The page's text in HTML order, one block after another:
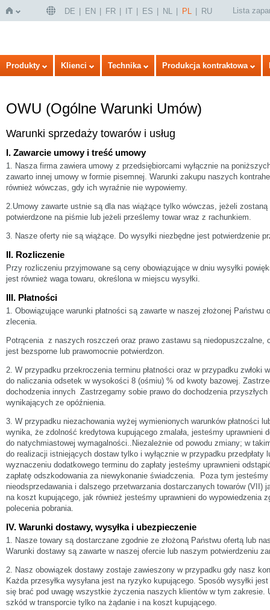
Strona
główna
DE EN FR IT ES NL PL RU Lista
Produkty Klienci Technika Produkcja kontraktowa
OWU (Ogólne Warunki Umów)
Warunki sprzedaży towarów i usług
I. Zawarcie umowy i treść umowy
1. Nasza firma zawiera umowy z przedsiębiorcami wyłącznie na
zawarto innej umowy w formie pisemnej. Warunki zakupu naszych
również wówczas, gdy ich wyraźnie nie wypowiemy.
2.Umowy zawarte ustnie są dla nas wiążące tylko wówczas, jeżeli zostaną
potwierdzone na piśmie lub jeżeli prześlemy towar wraz z rachunkiem.
3. Nasze oferty nie są wiążące. Do wysyłki niezbędne jest potwierdzenie
II. Rozliczenie
Przy rozliczeniu przyjmowane są ceny obowiązujące w dniu wysyłki
jest również waga towaru, określona w miejscu wysyłki.
III. Płatności
1. Obowiązujące warunki płatności są zawarte w naszej złożonej Państwu
zlecenia.
Potrącenia z naszych roszczeń oraz prawo zastawu są niedopuszczalne,
jest bezsporne lub prawomocnie potwierdzon.
2. W przypadku przekroczenia terminu płatności oraz w przypadku zwłoki
do naliczania odsetek w wysokości 8 (ośmiu) % od kwoty bazowej.
dochodzenia innych Zastrzegamy sobie prawo do dochodzenia
wynikających ze opóźnienia.
3. W przypadku niezachowania wyżej wymienionych warunków płatności
wynika, że zdolność kredytowa kupującego zmalała, jesteśmy uprawnieni
do natychmiastowej wymagalności..Niezależnie od powodu zmiany; w
do realizacji istniejących dostaw tylko i wyłącznie w przypadku przedpłaty
wyznaczeniu dodatkowego terminu do zapłaty jesteśmy uprawnieni
zapłatę odszkodowania za niewykonanie świadczenia. Poza tym jesteśmy
nieodsprzedawania i dalszego przetwarzania dostarczanych towarów (VII)
na koszt kupującego, jak również jesteśmy uprawnieni do wypowiedzenia
polecenia pobrania.
IV. Warunki dostawy, wysyłka i ubezpieczenie
1. Nasze towary są dostarczane zgodnie ze złożoną Państwu ofertą lub
Warunki dostawy są zawarte w naszej ofercie lub naszym potwierdzeniu
2. Nasz obowiązek dostawy zostaje zawieszony w przypadku gdy nasz
Każda przesyłka wysyłana jest na ryzyko kupującego. Sposób wysyłki
się brać pod uwagę wszystkie życzenia naszych klientów w tym zakresie.
szkód w transporcie tylko na żądanie i na koszt kupującego.